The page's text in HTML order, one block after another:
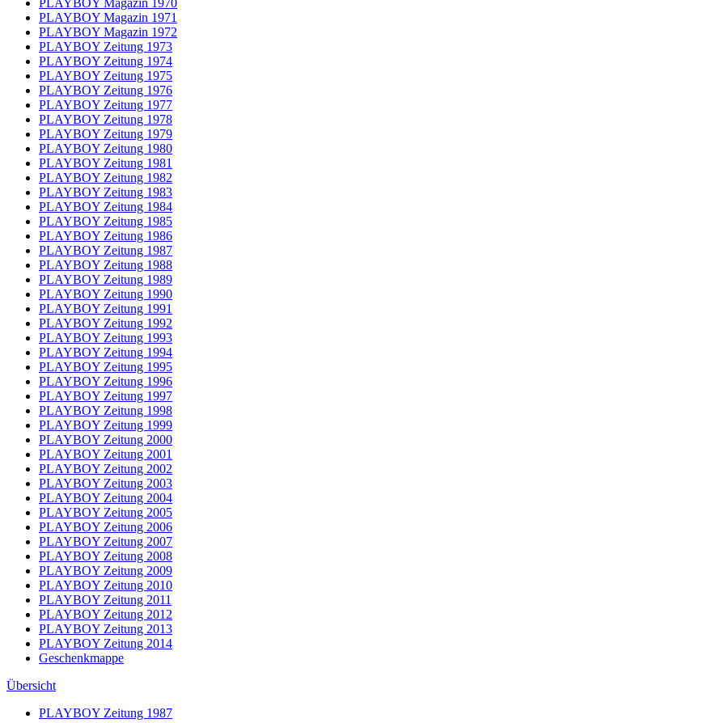
PLAYBOY Magazin 1970
PLAYBOY Magazin 1971
PLAYBOY Magazin 1972
PLAYBOY Zeitung 1973
PLAYBOY Zeitung 1974
PLAYBOY Zeitung 1975
PLAYBOY Zeitung 1976
PLAYBOY Zeitung 1977
PLAYBOY Zeitung 1978
PLAYBOY Zeitung 1979
PLAYBOY Zeitung 1980
PLAYBOY Zeitung 1981
PLAYBOY Zeitung 1982
PLAYBOY Zeitung 1983
PLAYBOY Zeitung 1984
PLAYBOY Zeitung 1985
PLAYBOY Zeitung 1986
PLAYBOY Zeitung 1987
PLAYBOY Zeitung 1988
PLAYBOY Zeitung 1989
PLAYBOY Zeitung 1990
PLAYBOY Zeitung 1991
PLAYBOY Zeitung 1992
PLAYBOY Zeitung 1993
PLAYBOY Zeitung 1994
PLAYBOY Zeitung 1995
PLAYBOY Zeitung 1996
PLAYBOY Zeitung 1997
PLAYBOY Zeitung 1998
PLAYBOY Zeitung 1999
PLAYBOY Zeitung 2000
PLAYBOY Zeitung 2001
PLAYBOY Zeitung 2002
PLAYBOY Zeitung 2003
PLAYBOY Zeitung 2004
PLAYBOY Zeitung 2005
PLAYBOY Zeitung 2006
PLAYBOY Zeitung 2007
PLAYBOY Zeitung 2008
PLAYBOY Zeitung 2009
PLAYBOY Zeitung 2010
PLAYBOY Zeitung 2011
PLAYBOY Zeitung 2012
PLAYBOY Zeitung 2013
PLAYBOY Zeitung 2014
Geschenkmappe
Übersicht
PLAYBOY Zeitung 1987